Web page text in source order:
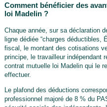
Comment bénéficier des
loi Madelin ?
Chaque année, sur sa déclaration
ligne dédiée “charges déductibles,
fiscal, le montant des cotisations
principe, le travailleur indépendant
contrat mutuelle loi Madelin qui le
effectuer.
Le plafond des déductions
professionnel majoré de 8 % du